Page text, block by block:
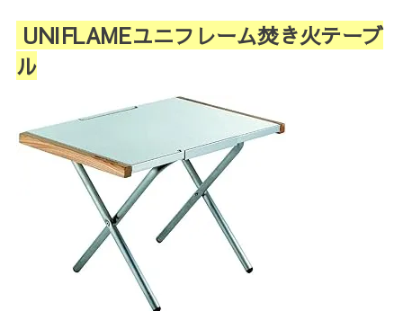
UNIFLAMEユニフレーム焚き火テーブ
ル